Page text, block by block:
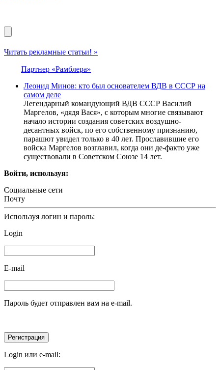
Читать рекламные статьи! »
Партнер «Рамблера»
Леонид Минов: кто был основателем ВДВ в СССР на
самом деле
Легендарный командующий ВДВ СССР Василий
Маргелов, «дядя Вася», с которым многие связывают
начало истории создания советских воздушно-
десантных войск, по его собственному признанию,
парашют увидел только в 40 лет. Прославившие его
войска Маргелов возглавил, когда они де-факто уже
существовали в Советском Союзе 14 лет.
Войти, используя:
Социальные сети
Почту
Используя логин и пароль:
Login
E-mail
Пароль будет отправлен вам на e-mail.
Login или e-mail: